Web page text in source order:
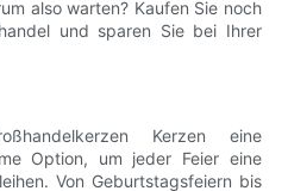
also warten? Kaufen Sie noch
und sparen Sie bei Ihrer
Kerzen eine
Option, um jeder Feier eine
Von Geburtstagsfeiern bis